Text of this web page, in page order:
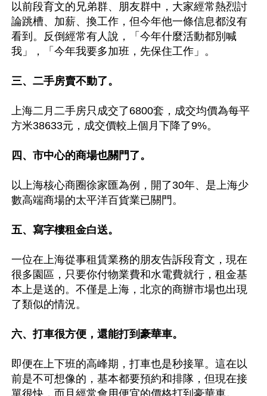
以前段育文的兄弟群、朋友群中，大家經常熱烈討
論跳槽、加薪、換工作，但今年他一條信息都沒有
看到。反倒經常有人說，「今年什麼活動都別喊
我」，「今年我要多加班，先保住工作」。
三、二手房賣不動了。
上海二月二手房只成交了6800套，成交均價為每平
方米38633元，成交價較上個月下降了9%。
四、市中心的商場也關門了。
以上海核心商圈徐家匯為例，開了30年、是上海少
數高端商場的太平洋百貨業已關門。
五、寫字樓租金白送。
一位在上海從事租賃業務的朋友告訴段育文，現在
很多園區，只要你付物業費和水電費就行，租金基
本上是送的。不僅是上海，北京的商辦市場也出現
了類似的情況。
六、打車很方便，還能打到豪華車。
即便在上下班的高峰期，打車也是秒接單。這在以
前是不可想像的，基本都要預約和排隊，但現在接
單很快，而且經常會用便宜的價格打到豪華車。